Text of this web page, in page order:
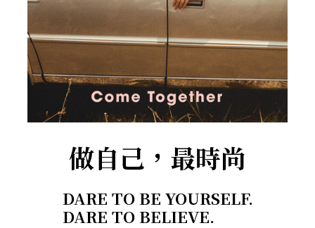
做自己，最時尚
DARE TO BE YOURSELF.
DARE TO BELIEVE.